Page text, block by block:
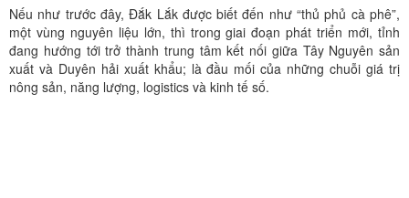
Nếu như trước đây, Đắk Lắk được biết đến như “thủ phủ cà phê”,
một vùng nguyên liệu lớn, thì trong giai đoạn phát triển mới, tỉnh
đang hướng tới trở thành trung tâm kết nối giữa Tây Nguyên sản
xuất và Duyên hải xuất khẩu; là đầu mối của những chuỗi giá trị
nông sản, năng lượng, logistics và kinh tế số.